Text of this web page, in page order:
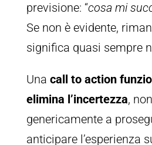
previsione: “cosa mi
Se non è evidente,
significa quasi sempre
Una call to action
elimina l’incertezza,
genericamente a
anticipare l’esperienza